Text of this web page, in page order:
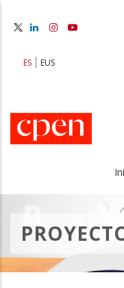
principal
ES EUS